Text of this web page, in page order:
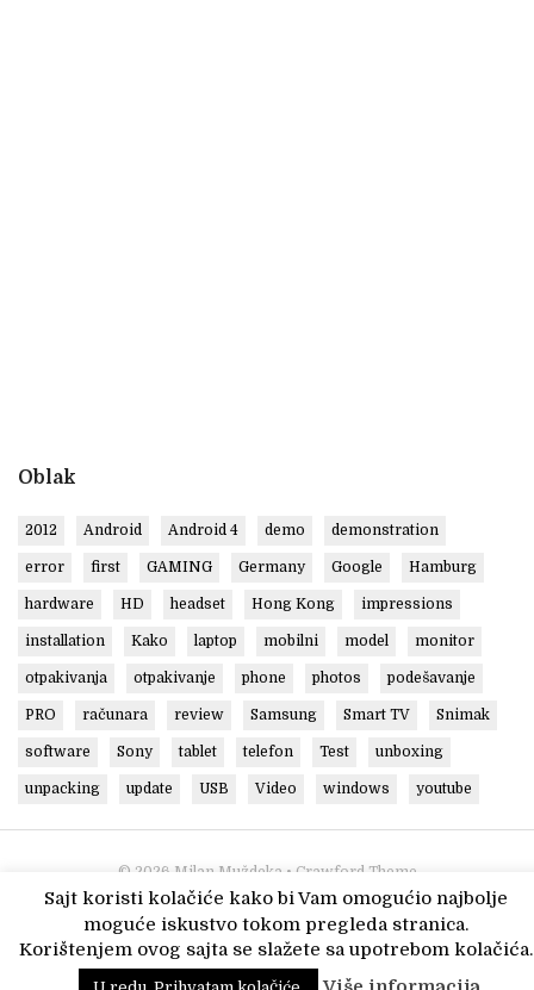
Oblak
2012 Android Android 4 demo demonstration
error first GAMING Germany Google Hamburg
hardware HD headset Hong Kong impressions
installation Kako laptop mobilni model monitor
otpakivanja otpakivanje phone photos podešavanje
PRO računara review Samsung Smart TV Snimak
software Sony tablet telefon Test unboxing
unpacking update USB Video windows youtube
© 2026 Milan Muždeka • Crawford Theme
Sajt koristi kolačiće kako bi Vam omogućio najbolje
moguće iskustvo tokom pregleda stranica.
Korištenjem ovog sajta se slažete sa upotrebom kolačića.